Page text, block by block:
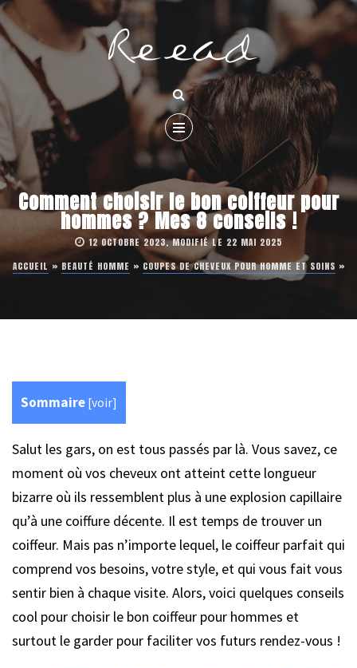
Comment choisir le bon coiffeur pour
hommes ? Mes 8 conseils !
12 OCTOBRE 2023, MODIFIÉ LE 22 MAI 2025
ACCUEIL » BEAUTÉ HOMME » COUPES DE CHEVEUX POUR HOMME ET SOINS »
Sommaire [voir]
Salut les gars, on est tous passés par là. Vous savez, ce
moment où vos cheveux ont atteint cette longueur
bizarre où ils ressemblent plus à une explosion capillaire
qu’à une coiffure décente. Il est temps de trouver un
coiffeur. Mais pas n’importe lequel, le coiffeur parfait qui
comprend vos besoins, votre style, et qui vous fait vous
sentir bien à chaque visite. Alors, voici quelques conseils
cool pour choisir le bon coiffeur pour hommes et
surtout le garder pour faciliter vos futurs rendez-vous !